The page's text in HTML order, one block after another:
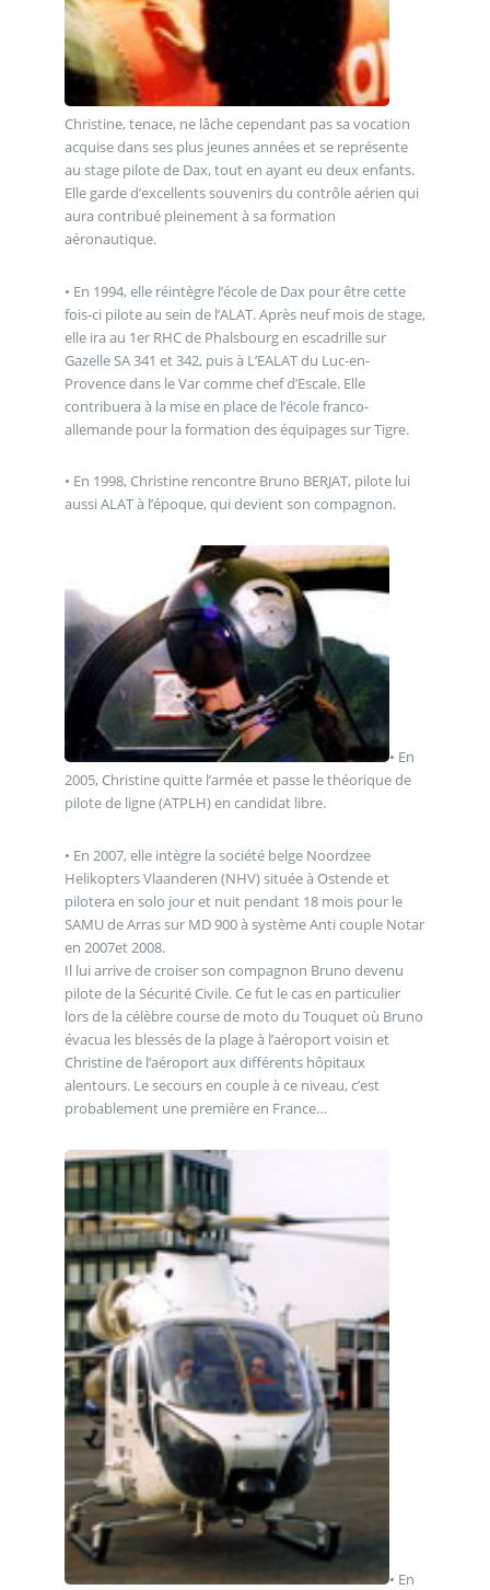
Christine, tenace, ne lâche cependant pas sa vocation
acquise dans ses plus jeunes années et se représente
au stage pilote de Dax, tout en ayant eu deux enfants.
Elle garde d’excellents souvenirs du contrôle aérien qui
aura contribué pleinement à sa formation
aéronautique.
• En 1994, elle réintègre l’école de Dax pour être cette
fois-ci pilote au sein de l’ALAT. Après neuf mois de stage,
elle ira au 1er RHC de Phalsbourg en escadrille sur
Gazelle SA 341 et 342, puis à L’EALAT du Luc-en-
Provence dans le Var comme chef d’Escale. Elle
contribuera à la mise en place de l’école franco-
allemande pour la formation des équipages sur Tigre.
• En 1998, Christine rencontre Bruno BERJAT, pilote lui
aussi ALAT à l’époque, qui devient son compagnon.
• En
2005, Christine quitte l’armée et passe le théorique de
pilote de ligne (ATPLH) en candidat libre.
• En 2007, elle intègre la société belge Noordzee
Helikopters Vlaanderen (NHV) située à Ostende et
pilotera en solo jour et nuit pendant 18 mois pour le
SAMU de Arras sur MD 900 à système Anti couple Notar
en 2007et 2008.
Il lui arrive de croiser son compagnon Bruno devenu
pilote de la Sécurité Civile. Ce fut le cas en particulier
lors de la célèbre course de moto du Touquet où Bruno
évacua les blessés de la plage à l’aéroport voisin et
Christine de l’aéroport aux différents hôpitaux
alentours. Le secours en couple à ce niveau, c’est
probablement une première en France…
• En